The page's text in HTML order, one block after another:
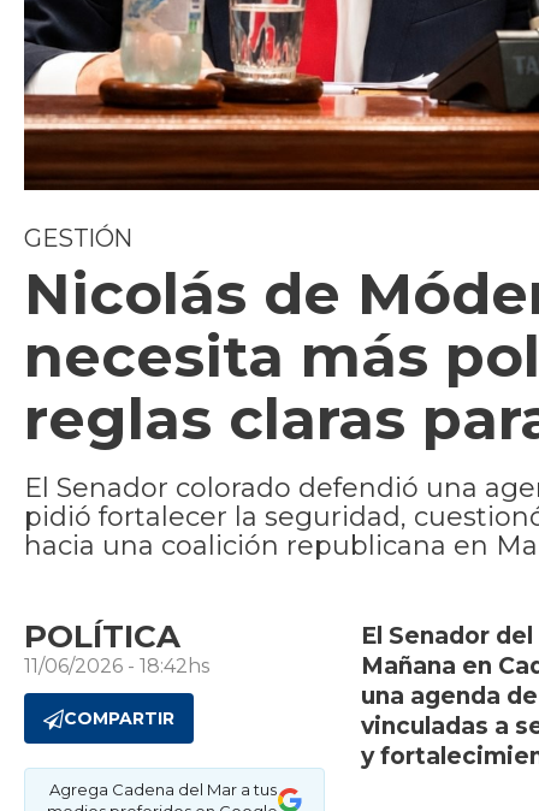
GESTIÓN
Nicolás de
necesita más
reglas claras
El Senador colorado defendió una
pidió fortalecer la seguridad,
hacia una coalición republicana en
POLÍTICA
11/06/2026 - 18:42hs
COMPARTIR
Agrega Cadena del Mar a tus
El Senador
Mañana en
una agenda
vinculadas a
y